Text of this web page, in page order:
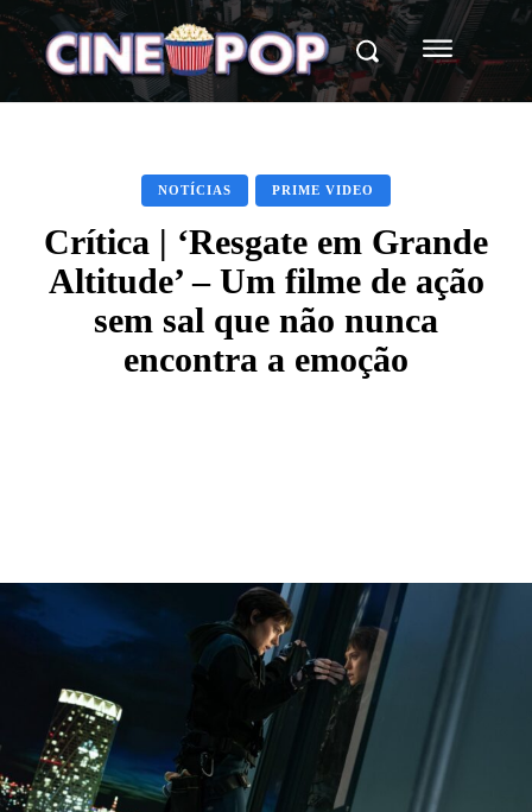
NOTÍCIAS PRIME VIDEO
Crítica | ‘Resgate em Grande
Altitude’ – Um filme de ação
sem sal que não nunca
encontra a emoção